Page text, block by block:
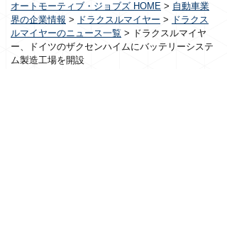
オートモーティブ・ジョブズ HOME > 自動車業
界の企業情報 > ドラクスルマイヤー > ドラクス
ルマイヤーのニュース一覧 > ドラクスルマイヤ
ー、ドイツのザクセンハイムにバッテリーシステ
ム製造工場を開設